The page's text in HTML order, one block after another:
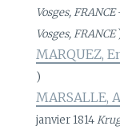
Vosges, FRANCE
Vosges, FRANCE
MARQUEZ,
)
MARSALLE,
janvier 1814